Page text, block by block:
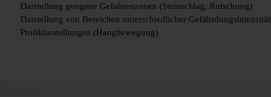
Darstellung geogene Gefahrenzonen (Steinschlag, Rutschung)
Darstellung von Bereichen unterschiedlicher Gefährdungsintensität
Profildarstellungen (Hangbewegung)